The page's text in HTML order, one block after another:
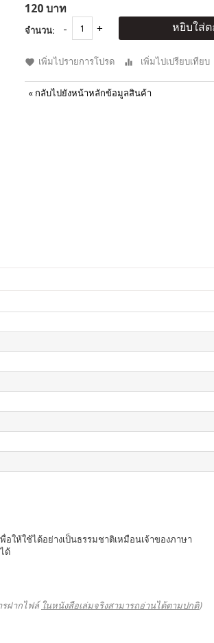
120 บาท
จำนวน: หยิบใส่ต
เพิ่มไปรายการโปรด เพิ่มไปเปรียบเทียบ
« กลับไปยังหน้าหลักข้อมูลสินค้า
ห้ใช้ได้อย่างเป็นธรรมชาติเหมือนเจ้าของภาษา
ด้
รฝากไฟล์ ในหนังสือเล่มจริงสามารถอ่านได้ตามปกติ)